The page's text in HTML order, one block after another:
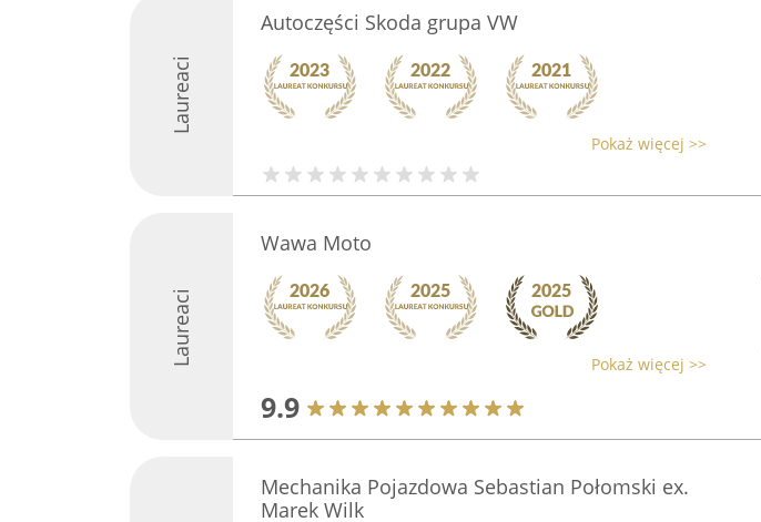
Laureaci
Autoczęści Skoda grupa VW
Pokaż więcej >>
Laureaci
Wawa Moto
Pokaż więcej >>
9.9
Mechanika Pojazdowa Sebastian Połomski ex.
Marek Wilk